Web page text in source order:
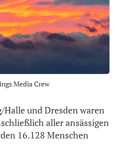
Media Crew
und Dresden waren
aller ansässigen
16.128 Menschen